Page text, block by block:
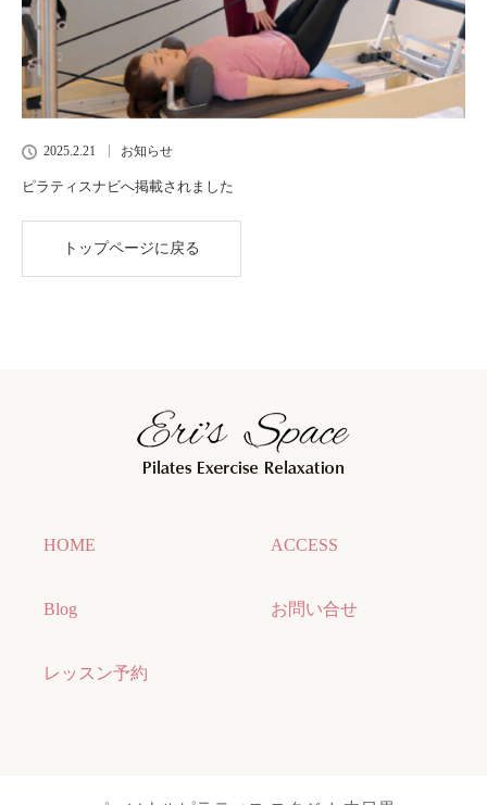
2025.2.21 お知らせ
ピラティスナビへ掲載されました
トップページに戻る
HOME ACCESS
Blog お問い合せ
レッスン予約